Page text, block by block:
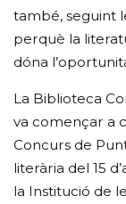
també, seguint
perquè la
dóna
La Biblioteca
va començar a
Concurs de
literària del 15
la Institució de